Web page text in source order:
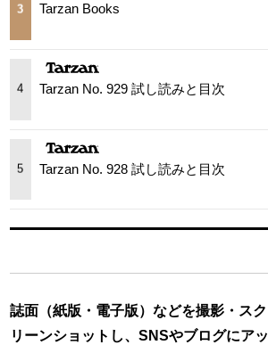
3 Tarzan Books
4 Tarzan No. 929 試し読みと目次
5 Tarzan No. 928 試し読みと目次
誌面（紙版・電子版）などを撮影・スク
リーンショットし、SNSやブログにアッ